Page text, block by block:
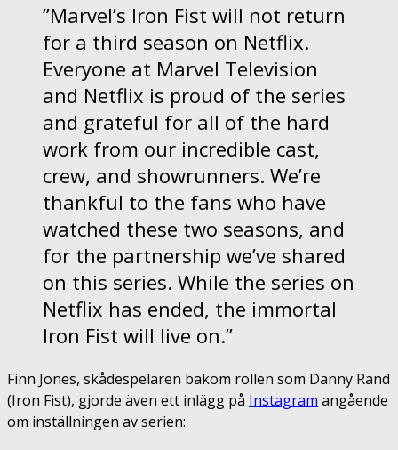
”Marvel’s Iron Fist will not return
for a third season on Netflix.
Everyone at Marvel Television
and Netflix is proud of the series
and grateful for all of the hard
work from our incredible cast,
crew, and showrunners. We’re
thankful to the fans who have
watched these two seasons, and
for the partnership we’ve shared
on this series. While the series on
Netflix has ended, the immortal
Iron Fist will live on.”
Finn Jones, skådespelaren bakom rollen som Danny Rand
(Iron Fist), gjorde även ett inlägg på Instagram angående
om inställningen av serien: